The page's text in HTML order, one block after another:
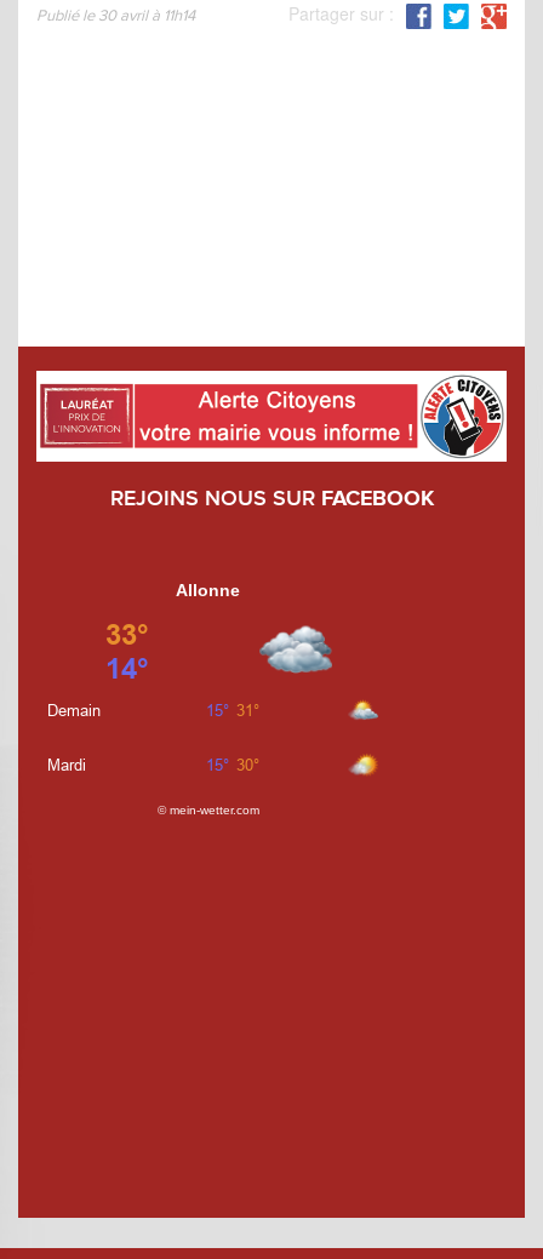
Publié le 30 avril à 11h14 Partager sur :
REJOINS NOUS SUR FACEBOOK
Allonne
© mein-wetter.com